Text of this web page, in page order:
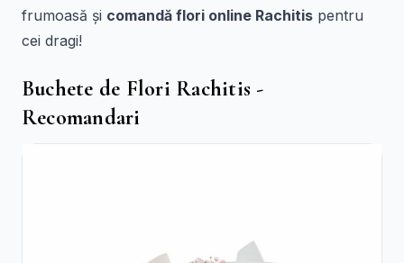
frumoasă și comandă flori online Rachitis pentru
cei dragi!
Buchete de Flori Rachitis -
Recomandari